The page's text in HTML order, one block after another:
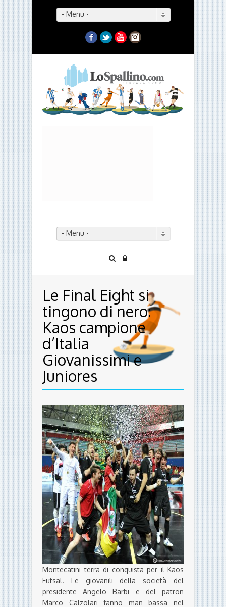
- Menu -
Facebook
TwitterYouTubeInstagram
- Menu -
Le Final Eight si
tingono di nero:
Kaos campione
d’Italia
Giovanissimi e
Juniores
Montecatini terra di conquista per il Kaos
Futsal. Le giovanili della società del
presidente Angelo Barbi e del patron
Marco Calzolari fanno man bassa nel